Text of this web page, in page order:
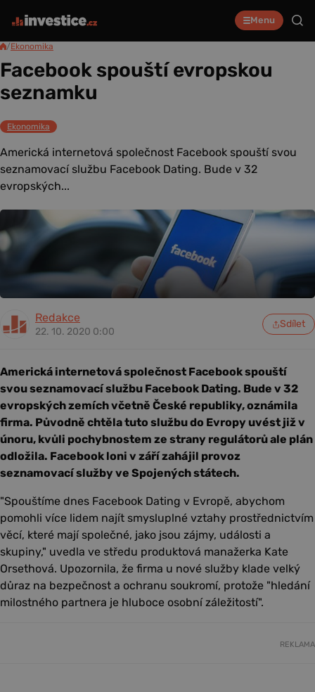
Menu
/Ekonomika
Facebook spouští evropskou
seznamku
Ekonomika
Americká internetová společnost Facebook spouští svou
seznamovací službu Facebook Dating. Bude v 32
evropských...
Redakce
22. 10. 2020 0:00
Sdílet
Americká internetová společnost Facebook spouští
svou seznamovací službu Facebook Dating. Bude v 32
evropských zemích včetně České republiky, oznámila
firma. Původně chtěla tuto službu do Evropy uvést již v
únoru, kvůli pochybnostem ze strany regulátorů ale plán
odložila. Facebook loni v září zahájil provoz
seznamovací služby ve Spojených státech.
"Spouštíme dnes Facebook Dating v Evropě, abychom
pomohli více lidem najít smysluplné vztahy prostřednictvím
věcí, které mají společné, jako jsou zájmy, události a
skupiny," uvedla ve středu produktová manažerka Kate
Orsethová. Upozornila, že firma u nové služby klade velký
důraz na bezpečnost a ochranu soukromí, protože "hledání
milostného partnera je hluboce osobní záležitostí".
REKLAMA